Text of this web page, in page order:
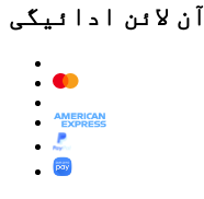
آن لائن ادائیگی